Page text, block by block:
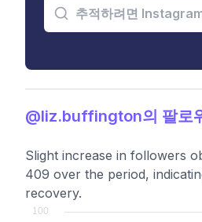
@liz.buffington의 팔로
Slight increase in followers
409 over the period,
recovery.